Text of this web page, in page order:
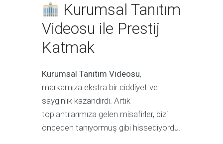
Kurumsal Tanıtım
Videosu ile Prestij
Katmak
Kurumsal Tanıtım Videosu,
markamıza ekstra bir ciddiyet ve
saygınlık kazandırdı. Artık
toplantılarımıza gelen misafirler, bizi
önceden tanıyormuş gibi hissediyordu.